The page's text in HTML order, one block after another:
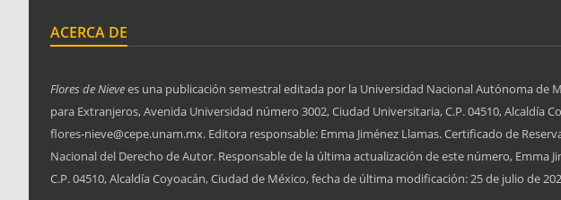
ACERCA DE
Flores de Nievees una publicación semestral editada por la Universidad Nacional Autónoma de
para Extranjeros, Avenida Universidad número 3002, Ciudad Universitaria, C.P. 04510, Alcaldía
flores-nieve@cepe.unam.mx. Editora responsable: Emma Jiménez Llamas. Certificado de
Nacional del Derecho de Autor. Responsable de la última actualización de este número,
C.P. 04510, Alcaldía Coyoacán, Ciudad de México, fecha de última modificación: 25 de julio de